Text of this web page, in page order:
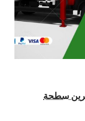
/ ونش كرين سطحة